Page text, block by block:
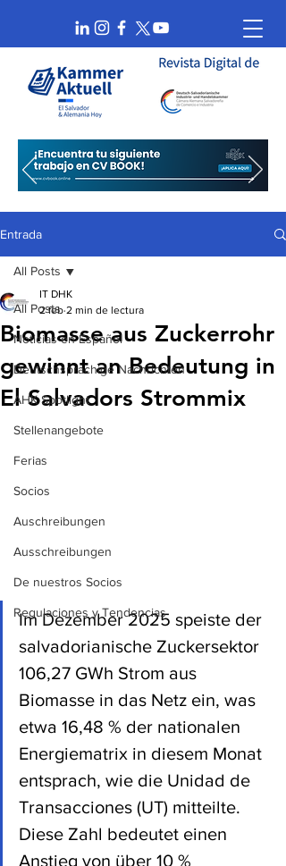
Entrada
All Posts
Noticias en Español
Deutschsprachige Nachrichten
AHK Spotlight
Stellenangebote
Ferias
Socios
Auschreibungen
Ausschreibungen
De nuestros Socios
Regulaciones y Tendencias
All Posts
Biomasse aus Zuckerrohr
gewinnt an Bedeutung in
El Salvadors Strommix
IT DHK
2 feb 2 min de lectura
Im Dezember 2025 speiste der
salvadorianische Zuckersektor
106,27 GWh Strom aus
Biomasse in das Netz ein, was
etwa 16,48 % der nationalen
Energiematrix in diesem Monat
entsprach, wie die Unidad de
Transacciones (UT) mitteilte.
Diese Zahl bedeutet einen
Anstieg von über 10 %